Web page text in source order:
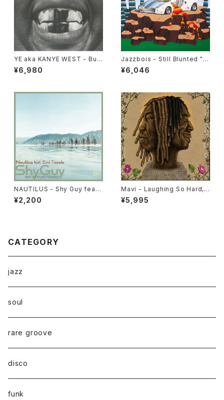
YE aka KANYE WEST - Bull
y "LP"
¥6,980
Jazzbois - Still Blunted "L
P"
¥6,046
NAUTILUS - Shy Guy feat.
Emi Tawata / Mystic Voyag
e "7"
¥2,200
Mavi - Laughing So Hard, I
t Hurts "LP"
¥5,995
CATEGORY
jazz
soul
rare groove
disco
funk